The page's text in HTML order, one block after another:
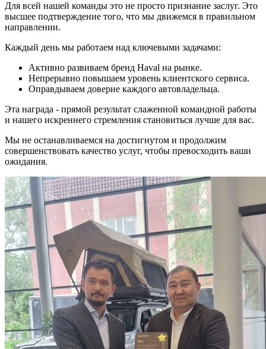
Для всей нашей команды это не просто признание заслуг. Это
высшее подтверждение того, что мы движемся в правильном
направлении.
Каждый день мы работаем над ключевыми задачами:
Активно развиваем бренд Haval на рынке.
Непрерывно повышаем уровень клиентского сервиса.
Оправдываем доверие каждого автовладельца.
Эта награда - прямой результат слаженной командной работы
и нашего искреннего стремления становиться лучше для вас.
Мы не останавливаемся на достигнутом и продолжим
совершенствовать качество услуг, чтобы превосходить ваши
ожидания.